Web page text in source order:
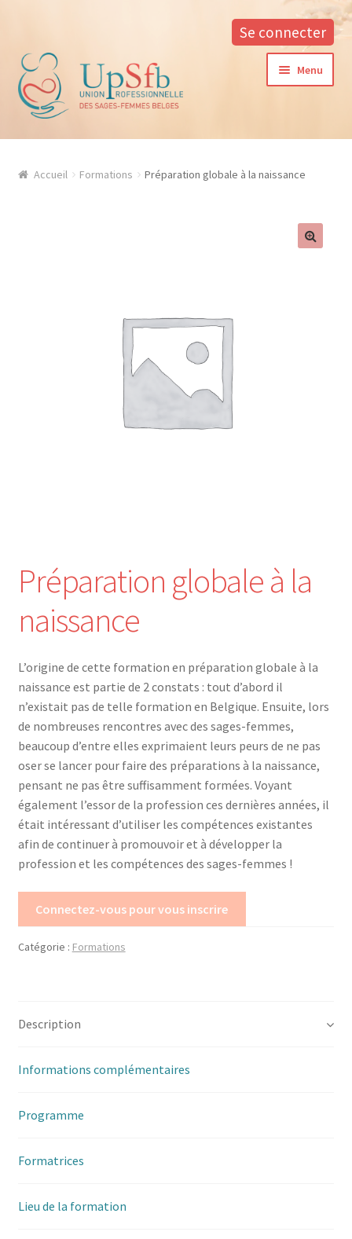
Se connecter
Aller
à
la
navigation
Aller
au
contenu
Menu
A propos
La formation continue à l’UPSfB
Contacter notre responsable des formations
Formations 2026
Devenir Membre
Renouvellement
Mon compte
Mes données UPSfB
Mes commandes
Formations Externes
Evénements
Formations Courtes
Accueil Formations Préparation globale à la naissance
Préparation globale à la
naissance
L’origine de cette formation en préparation globale à la
naissance est partie de 2 constats : tout d’abord il
n’existait pas de telle formation en Belgique. Ensuite, lors
de nombreuses rencontres avec des sages-femmes,
beaucoup d’entre elles exprimaient leurs peurs de ne pas
oser se lancer pour faire des préparations à la naissance,
pensant ne pas être suffisamment formées. Voyant
également l’essor de la profession ces dernières années, il
était intéressant d’utiliser les compétences existantes
afin de continuer à promouvoir et à développer la
profession et les compétences des sages-femmes !
Connectez-vous pour vous inscrire
Catégorie : Formations
Description
Informations complémentaires
Programme
Formatrices
Lieu de la formation